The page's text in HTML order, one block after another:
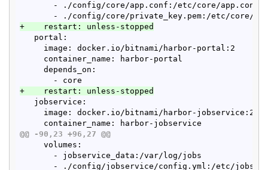
- ./config/core/app.conf:/etc/core/
+    restart: unless-stopped
   portal:
     image: docker.io/bitnami/harbor-portal:2
     container_name: harbor-portal
     depends_on:
+    restart: unless-stopped
   jobservice:
     image: docker.io/bitnami/harbor-jobservice:2
@@ -90,23 +96,27 @@
     volumes:
       - jobservice_data:/var/log/jobs